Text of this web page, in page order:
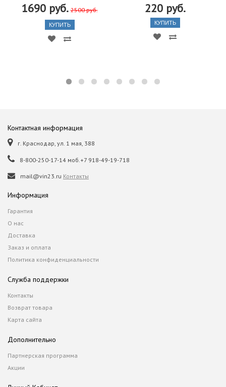
1690 руб. 2500 руб.
КУПИТЬ
220 руб.
КУПИТЬ
Контактная информация
г. Краснодар, ул. 1 мая, 388
8-800-250-17-14 моб.+7 918-49-19-718
mail@vin23.ru Контакты
Информация
Гарантия
О нас
Доставка
Заказ и оплата
Политика конфиденциальности
Служба поддержки
Контакты
Возврат товара
Карта сайта
Дополнительно
Партнерская программа
Акции